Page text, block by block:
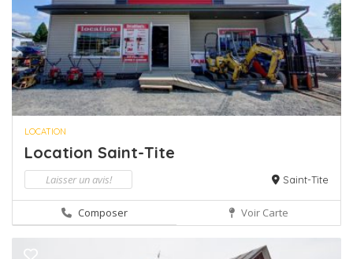
LOCATION
Location Saint-Tite
Laisser un avis! Saint-Tite
Composer Voir Carte